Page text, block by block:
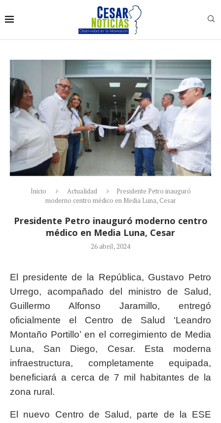
Inicio Actualidad
Presidente Petro inauguró
moderno centro médico en Media Luna, Cesar
Presidente Petro inauguró moderno centro
médico en Media Luna, Cesar
26 abril, 2024
El presidente de la República, Gustavo Petro
Urrego, acompañado del ministro de Salud,
Guillermo Alfonso Jaramillo, entregó
oficialmente el Centro de Salud ‘Leandro
Montaño Portillo’ en el corregimiento de Media
Luna, San Diego, Cesar. Esta moderna
infraestructura, completamente equipada,
beneficiará a cerca de 7 mil habitantes de la
zona rural.
El nuevo Centro de Salud, parte de la ESE